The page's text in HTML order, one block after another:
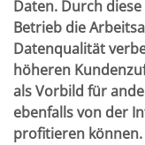
Daten. Durch
Betrieb die
Datenqualität
höheren
als Vorbild für
ebenfalls von der
profitieren können.